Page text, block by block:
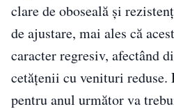
clare de oboseală și
de ajustare, mai ales că
caracter regresiv, afectând
cetățenii cu venituri reduse.
pentru anul următor va